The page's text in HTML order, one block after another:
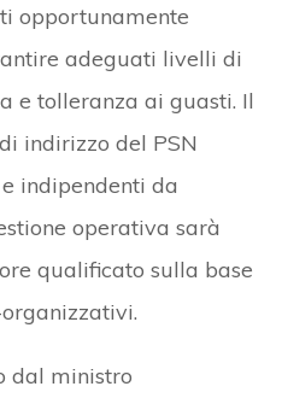
opportunamente
adeguati livelli di
e tolleranza ai guasti. Il
indirizzo del PSN
indipendenti da
operativa sarà
qualificato sulla base
dal ministro